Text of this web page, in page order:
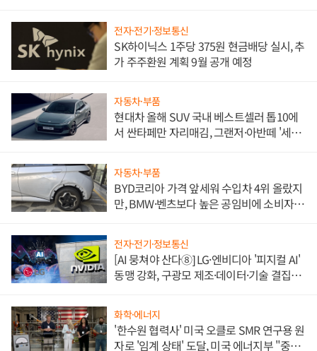
전자·전기·정보통신
SK하이닉스 1주당 375원 현금배당 실시, 추
가 주주환원 계획 9월 공개 예정
자동차·부품
현대차 올해 SUV 국내 베스트셀러 톱10에
서 싼타페만 자리매김, 그랜저·아반떼 '세단
자동차·부품
BYD코리아 가격 앞세워 수입차 4위 올랐지
만, BMW·벤츠보다 높은 공임비에 소비자
전자·전기·정보통신
[AI 뭉쳐야 산다⑧] LG·엔비디아 '피지컬 AI'
동맹 강화, 구광모 제조·데이터·기술 결집
화학·에너지
'한수원 협력사' 미국 오클로 SMR 연구용 원
자로 '임계 상태' 도달, 미국 에너지부 "중요